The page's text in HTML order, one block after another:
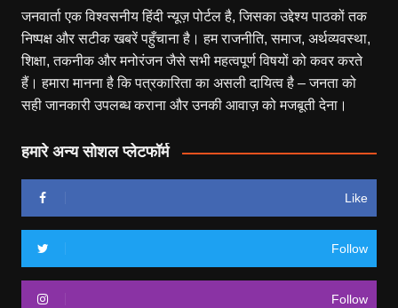
जनवार्ता एक विश्वसनीय हिंदी न्यूज़ पोर्टल है, जिसका उद्देश्य पाठकों तक
निष्पक्ष और सटीक खबरें पहुँचाना है। हम राजनीति, समाज, अर्थव्यवस्था,
शिक्षा, तकनीक और मनोरंजन जैसे सभी महत्वपूर्ण विषयों को कवर करते
हैं। हमारा मानना है कि पत्रकारिता का असली दायित्व है – जनता को
सही जानकारी उपलब्ध कराना और उनकी आवाज़ को मजबूती देना।
हमारे अन्य सोशल प्लेटफॉर्म
Like
Follow
Follow